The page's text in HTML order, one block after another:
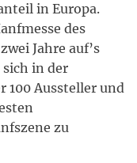
in Europa.
des
Jahre auf’s
sich in der
100 Aussteller und
zu